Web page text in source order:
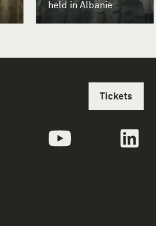
held in Albanië
volgtekstFacebookvolgtekstYoutube
Tickets